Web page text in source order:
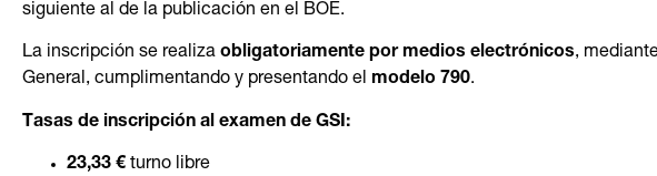
siguiente al de la publicación en el BOE.
La inscripción se realiza obligatoriamente por medios electrónicos,
General, cumplimentando y presentando el modelo 790.
Tasas de inscripción al examen de GSI:
23,33 € turno libre